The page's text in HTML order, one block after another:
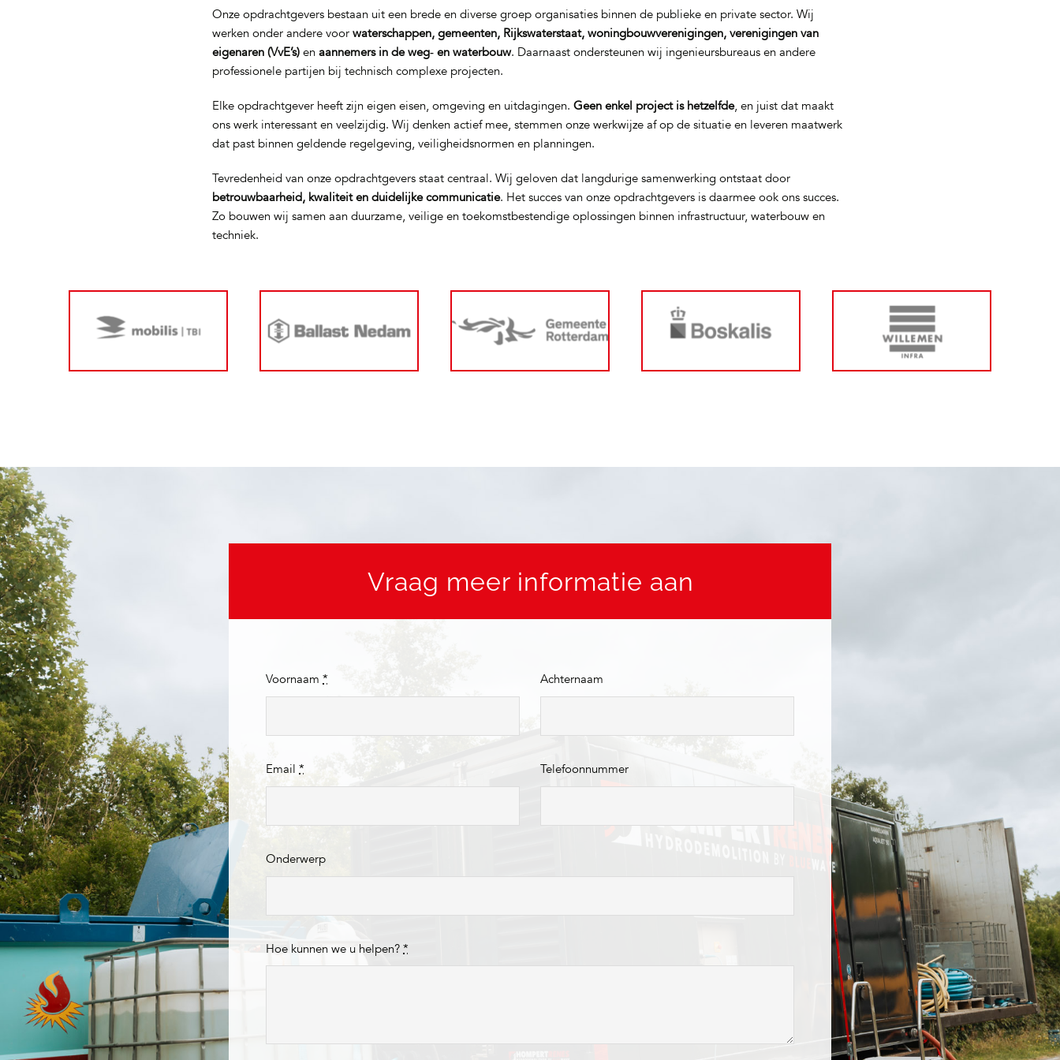
Onze opdrachtgevers bestaan uit een brede en diverse groep organisaties binnen de publieke en private sector. Wij
werken onder andere voorwaterschappen, gemeenten, Rijkswaterstaat, woningbouwverenigingen, verenigingen van
eigenaren (VvE’s) enaannemers in de weg‑ en waterbouw. Daarnaast ondersteunen wij ingenieursbureaus en andere
professionele partijen bij technisch complexe projecten.
Elke opdrachtgever heeft zijn eigen eisen, omgeving en uitdagingen.Geen enkel project is hetzelfde, en juist dat maakt
ons werk interessant en veelzijdig. Wij denken actief mee, stemmen onze werkwijze af op de situatie en leveren maatwerk
dat past binnen geldende regelgeving, veiligheidsnormen en planningen.
Tevredenheid van onze opdrachtgevers staat centraal. Wij geloven dat langdurige samenwerking ontstaat door
betrouwbaarheid, kwaliteit en duidelijke communicatie. Het succes van onze opdrachtgevers is daarmee ook ons succes.
Zo bouwen wij samen aan duurzame, veilige en toekomstbestendige oplossingen binnen infrastructuur, waterbouw en
techniek.
Vraag meer informatie aan
Voornaam*
Email*
Achternaam
Telefoonnummer
Onderwerp
Hoe kunnen we u helpen?*